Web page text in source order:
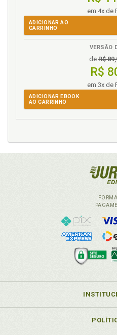
em 4x de
ADICIONAR AO
CARRINHO
VERSÃO
de R$
R$
em 3x de
ADICIONAR EBOOK
AO CARRINHO